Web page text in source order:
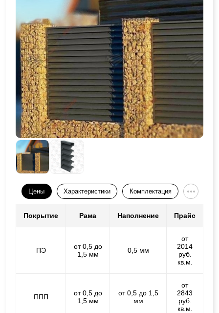
Цены Характеристики Комплектация
Покрытие Рама Наполнение Прайс
ПЭ
от 0,5 до
1,5 мм
0,5 мм
от
2014
руб.
кв.м.
ППП
от 0,5 до
1,5 мм
от 0,5 до 1,5
мм
от
2843
руб.
кв.м.